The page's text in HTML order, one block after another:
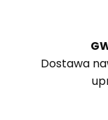
Dostawa